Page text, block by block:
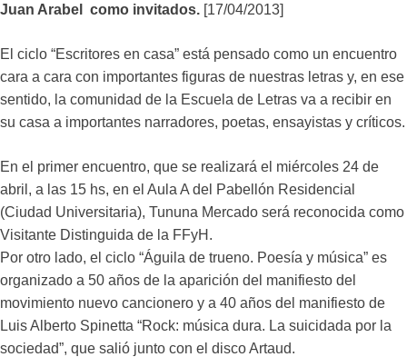
Juan Arabel como invitados. [17/04/2013]
El ciclo “Escritores en casa” está pensado como un encuentro
cara a cara con importantes figuras de nuestras letras y, en ese
sentido, la comunidad de la Escuela de Letras va a recibir en
su casa a importantes narradores, poetas, ensayistas y críticos.
En el primer encuentro, que se realizará el miércoles 24 de
abril, a las 15 hs, en el Aula A del Pabellón Residencial
(Ciudad Universitaria), Tununa Mercado será reconocida como
Visitante Distinguida de la FFyH.
Por otro lado, el ciclo “Águila de trueno. Poesía y música” es
organizado a 50 años de la aparición del manifiesto del
movimiento nuevo cancionero y a 40 años del manifiesto de
Luis Alberto Spinetta “Rock: música dura. La suicidada por la
sociedad”, que salió junto con el disco Artaud.